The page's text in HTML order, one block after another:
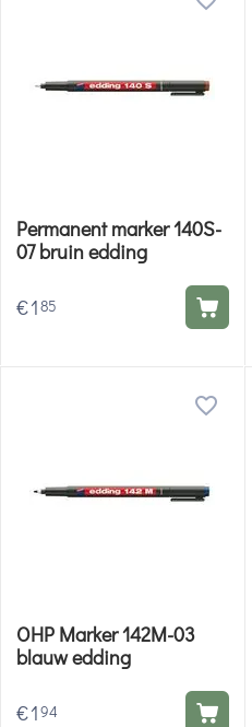
Permanent marker 140S-
07 bruin edding
€185
OHP Marker 142M-03
blauw edding
€194